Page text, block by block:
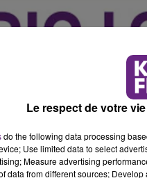
dans "leur
de leur nouvelle
Le respect de votre
do the following data processing
Use limited data to select
Measure advertising
data from different sources;